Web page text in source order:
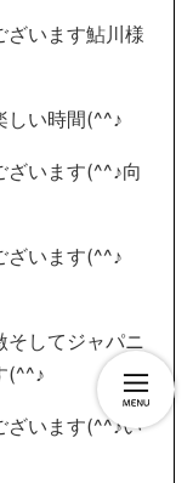
ざいます鮎川様
しい時間(^^♪
ざいます(^^♪向
ざいます(^^♪
そしてジャパニ
(^^♪
ざいます(^^♪い